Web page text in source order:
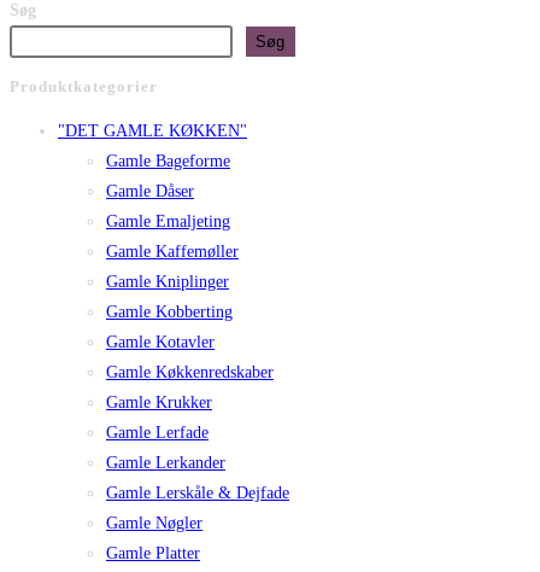
Søg
Søg
Produktkategorier
"DET GAMLE KØKKEN"
Gamle Bageforme
Gamle Dåser
Gamle Emaljeting
Gamle Kaffemøller
Gamle Kniplinger
Gamle Kobberting
Gamle Kotavler
Gamle Køkkenredskaber
Gamle Krukker
Gamle Lerfade
Gamle Lerkander
Gamle Lerskåle & Dejfade
Gamle Nøgler
Gamle Platter